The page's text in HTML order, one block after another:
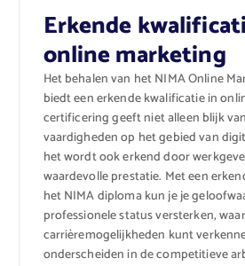
Erkende
online marketing
Het behalen van het NIMA Online
biedt een erkende kwalificatie in
certificering geeft niet alleen blijk
vaardigheden op het gebied van
het wordt ook erkend door
waardevolle prestatie. Met een
het NIMA diploma kun je je
professionele status versterken,
carrièremogelijkheden kunt
onderscheiden in de competitieve